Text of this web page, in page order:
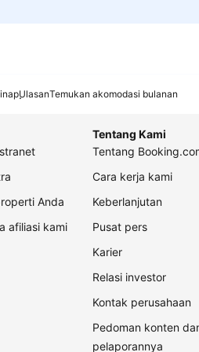
UlasanTemukan akomodasi bulanan
Anda
afiliasi kami
Tentang Kami
Tentang
Cara kerja kami
Keberlanjutan
Pusat pers
Karier
Relasi investor
Kontak perusahaan
Pedoman konten
pelaporannya